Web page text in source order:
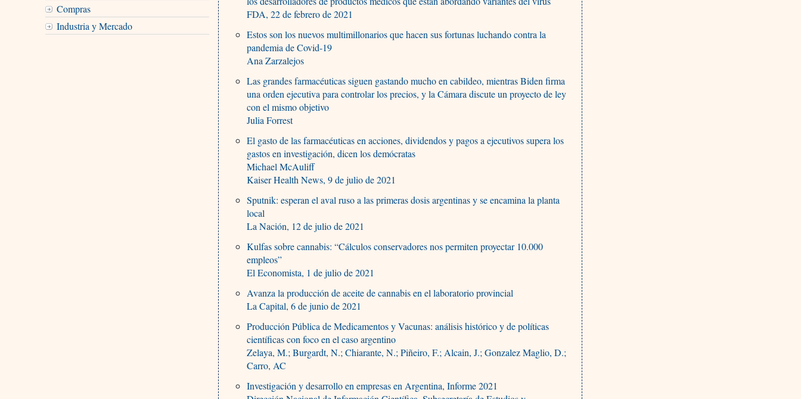
Compras
Industria y Mercado
FDA, 22 de febrero de 2021
Estos son los nuevos multimillonarios que hacen sus fortunas luchando contra la
pandemia de Covid-19
Ana Zarzalejos
Las grandes farmacéuticas siguen gastando mucho en cabildeo, mientras Biden firma
una orden ejecutiva para controlar los precios, y la Cámara discute un proyecto de ley
con el mismo objetivo
Julia Forrest
El gasto de las farmacéuticas en acciones, dividendos y pagos a ejecutivos supera los
gastos en investigación, dicen los demócratas
Michael McAuliff
Kaiser Health News, 9 de julio de 2021
Sputnik: esperan el aval ruso a las primeras dosis argentinas y se encamina la planta
local
La Nación, 12 de julio de 2021
Kulfas sobre cannabis: “Cálculos conservadores nos permiten proyectar 10.000
empleos”
El Economista, 1 de julio de 2021
Avanza la producción de aceite de cannabis en el laboratorio provincial
La Capital, 6 de junio de 2021
Producción Pública de Medicamentos y Vacunas: análisis histórico y de políticas
científicas con foco en el caso argentino
Zelaya, M.; Burgardt, N.; Chiarante, N.; Piñeiro, F.; Alcain, J.; Gonzalez Maglio, D.;
Carro, AC
Investigación y desarrollo en empresas en Argentina, Informe 2021